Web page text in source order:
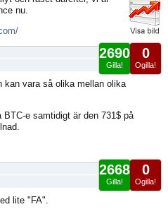
nu.
0
Ogilla!
2690
Gilla!
kan vara så olika mellan olika
e samtidigt är den 731$ på
0
Ogilla!
2668
Gilla!
lite "FA".